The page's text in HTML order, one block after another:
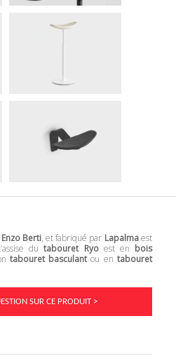
Enzo Berti, et fabriqué par Lapalmaest
dutabouret Ryoest en bois
tabouret basculantou en tabouret
SUR CE PRODUIT >